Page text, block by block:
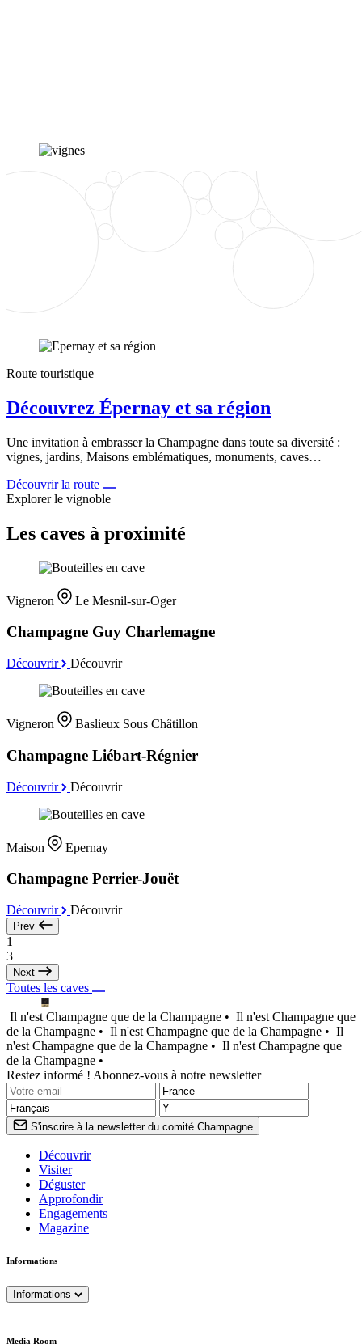
Route touristique
Découvrez Épernay et sa région
Une invitation à embrasser la Champagne dans toute sa diversité :
vignes, jardins, Maisons emblématiques, monuments, caves…
Découvrir la route
Explorer le vignoble
Les caves à proximité
Vigneron Le Mesnil-sur-Oger
Champagne Guy Charlemagne
Découvrir Découvrir
Vigneron Baslieux Sous Châtillon
Champagne Liébart-Régnier
Découvrir Découvrir
Maison Epernay
Champagne Perrier-Jouët
Découvrir Découvrir
Prev
1
3
Next
Toutes les caves
Il n'est Champagne que de la Champagne • Il n'est Champagne que
de la Champagne • Il n'est Champagne que de la Champagne • Il
n'est Champagne que de la Champagne • Il n'est Champagne que
de la Champagne •
Restez informé ! Abonnez-vous à notre newsletter
S'inscrire à la newsletter du comité Champagne
Découvrir
Visiter
Déguster
Approfondir
Engagements
Magazine
Informations
Informations
Media Room